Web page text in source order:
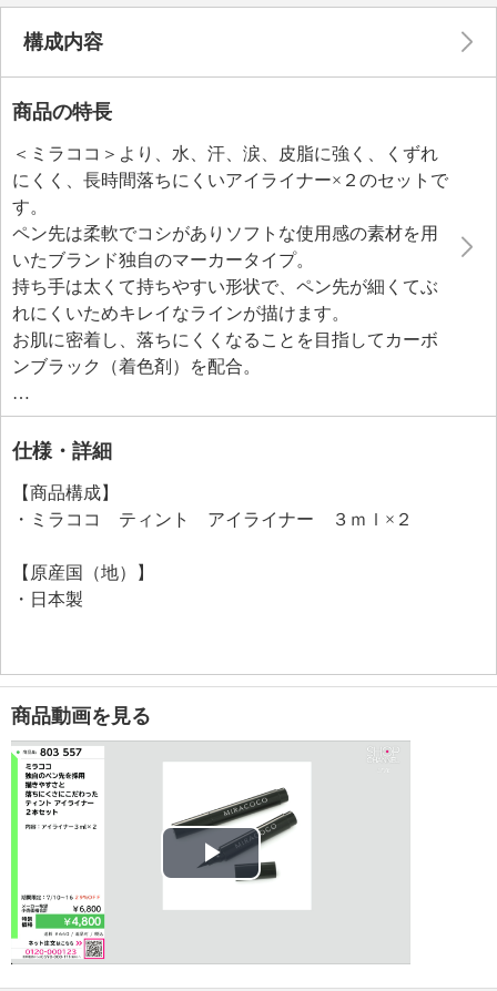
構成内容
商品の特長
＜ミラココ＞より、水、汗、涙、皮脂に強く、くずれ
にくく、長時間落ちにくいアイライナー×２のセットで
す。
ペン先は柔軟でコシがありソフトな使用感の素材を用
いたブランド独自のマーカータイプ。
持ち手は太くて持ちやすい形状で、ペン先が細くてぶ
れにくいためキレイなラインが描けます。
お肌に密着し、落ちにくくなることを目指してカーボ
ンブラック（着色剤）を配合。
３種類の皮膜成分（（スチレン／アクリル酸アルキ
ル）コポリマーアンモニウム）、（スチレン／アクリ
レーツ）コポリマー、（アクリレーツ／アクリル酸エ
成分配合バランスにより、汗、水、皮脂に強くて、ぽ
ろぽろと落ちにくく、密着性と柔軟性があり目元の動
落とすときはクレンジングで落とせます。
＜リニューアル情報（２０２５年９月〜）＞
新たに、下記成分を追加しました。
（スチレン／アクリレーツ）コポリマー（皮膜成
分）。
（アクリレーツ／アクリル酸エチルへキシル）コポリ
マー（皮膜成分）。
＜配合／無配合表示＞
合成香料不使用、タール系色素不使用
仕様・詳細
【商品構成】
・ミラココ ティント アイライナー ３ｍｌ×２
【原産国（地）】
・日本製
商品動画を見る
Play